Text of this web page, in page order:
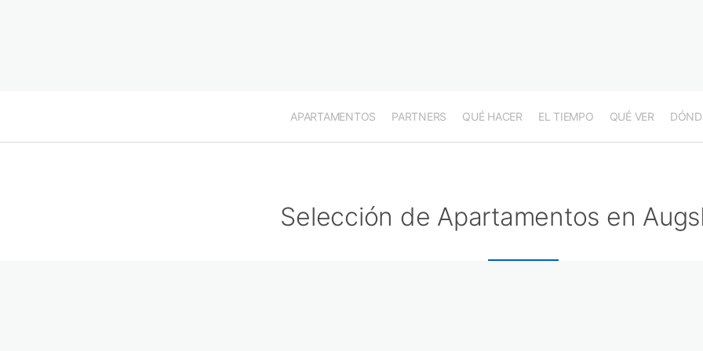
APARTAMENTOS PARTNERS QUÉ HACER EL TIEMPO QUÉ VER
Selección de Apartamentos en